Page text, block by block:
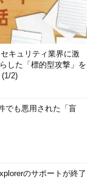
キュリティ業界に激
した「標的型攻撃」を
2)
でも悪用された「盲
のサポートが終了